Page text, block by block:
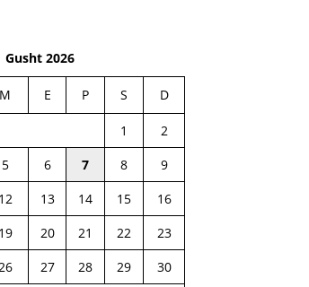
Gusht 2026
M E P S D
1
2
5 6 7 8
9
12 13 14 15
16
19 20 21 22
23
27 28 29
30